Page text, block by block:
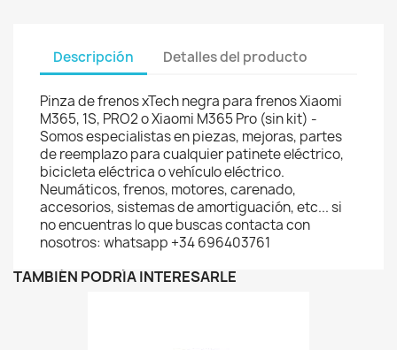
Descripción Detalles del producto
Pinza de frenos xTech negra para frenos Xiaomi
M365, 1S, PRO2 o Xiaomi M365 Pro (sin kit) -
Somos especialistas en piezas, mejoras, partes
de reemplazo para cualquier patinete eléctrico,
bicicleta eléctrica o vehículo eléctrico.
Neumáticos, frenos, motores, carenado,
accesorios, sistemas de amortiguación, etc... si
no encuentras lo que buscas contacta con
nosotros: whatsapp +34 696403761
TAMBIÉN PODRÍA INTERESARLE